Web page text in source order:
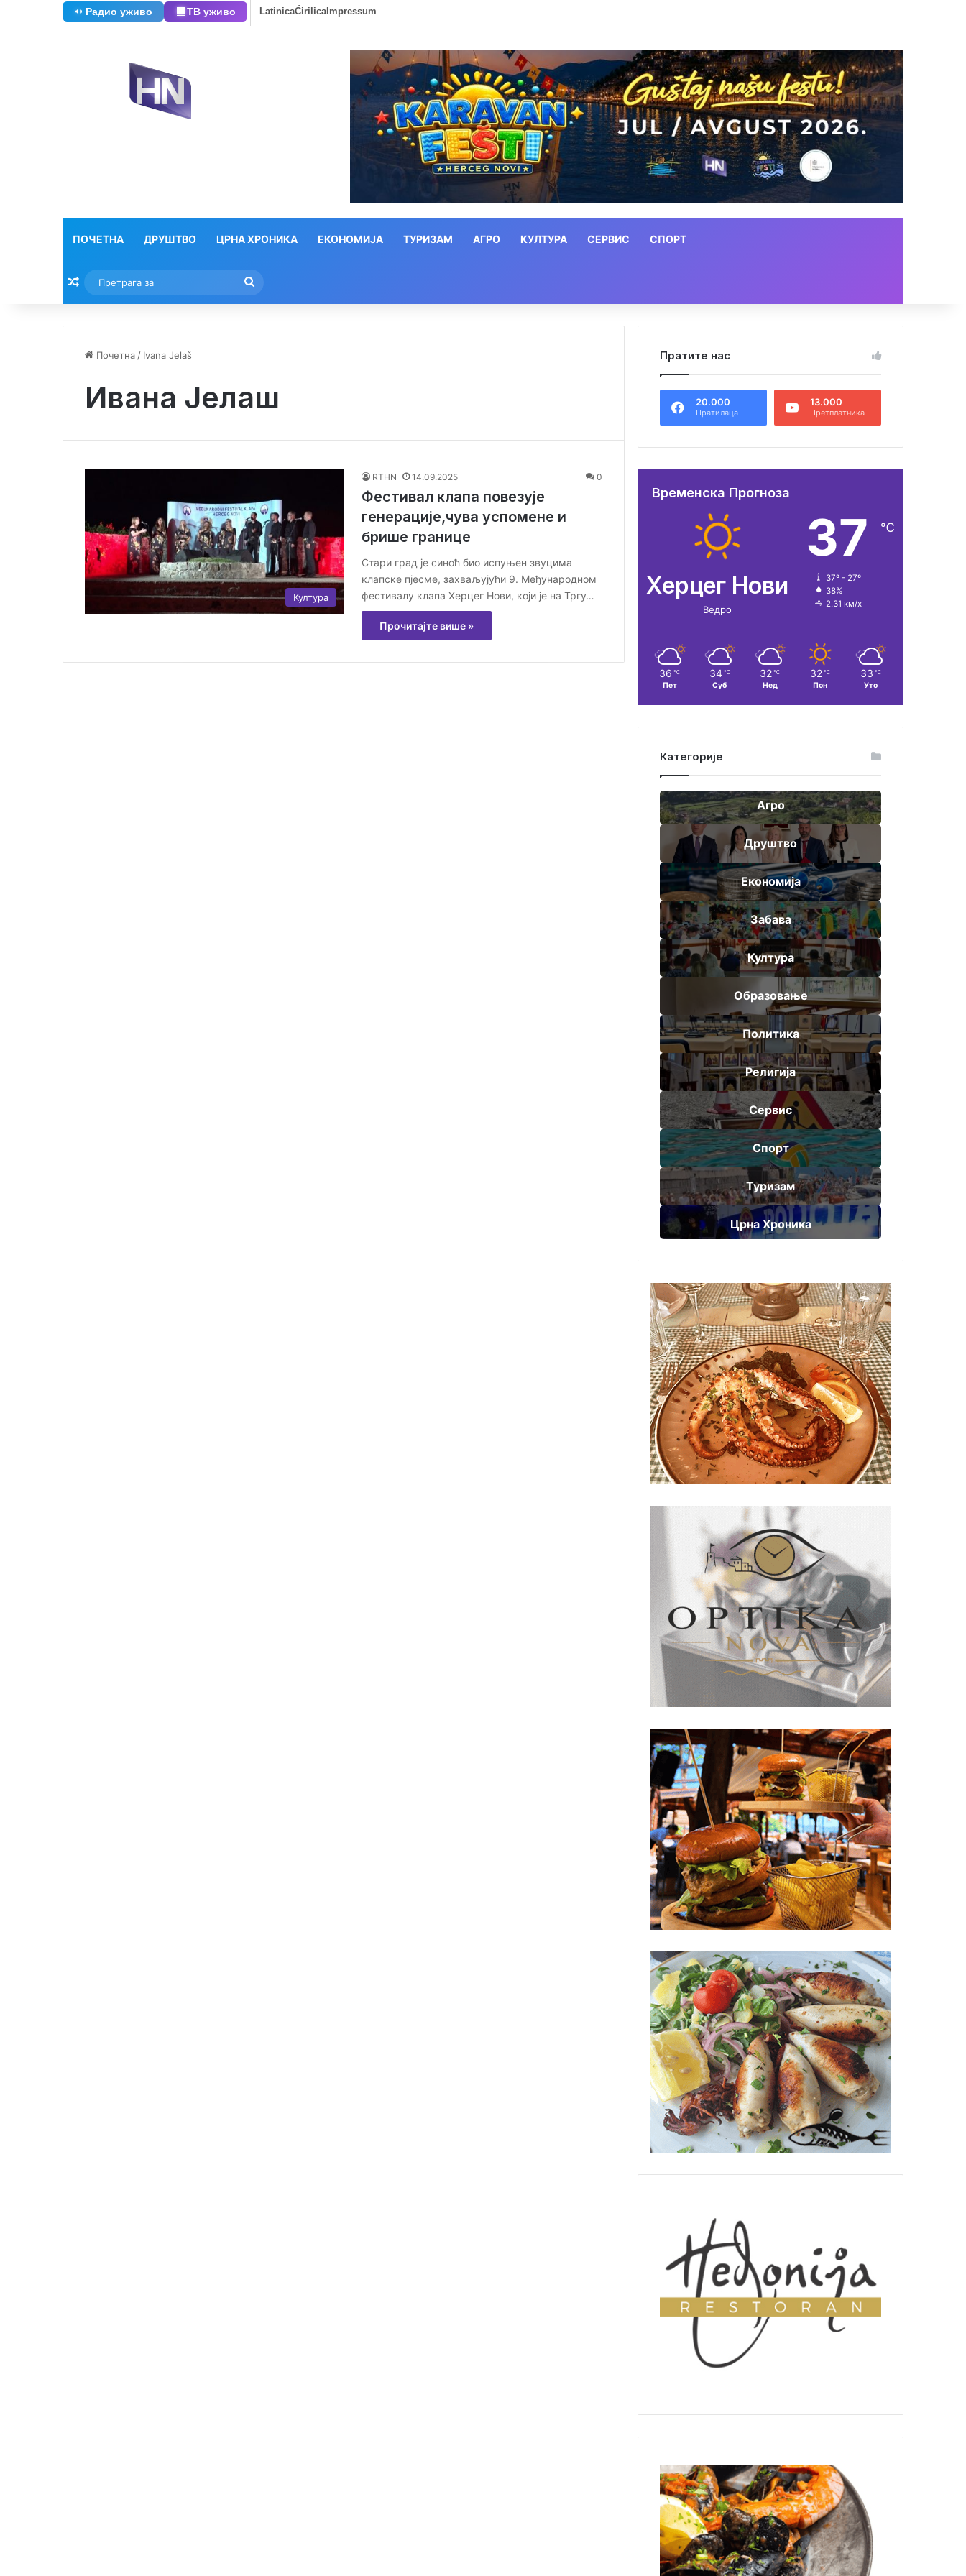
Радио уживо ТВ уживо LatinicaĆirilicaImpressum
ПОЧЕТНА ДРУШТВО ЦРНА ХРОНИКА ЕКОНОМИЈА ТУРИЗАМ АГРО КУЛТУРА СЕРВИС СПОРТ
Насумични текстови
за
Почетна / Ivana Jelaš
Ивана Јелаш
Култура
RTHN 14.09.2025 0
Фестивал клапа повезује
генерације,чува успомене и
брише границе
Стари град је синоћ био испуњен звуцима
клапске пјесме, захваљујући 9. Међународном
фестивалу клапа Херцег Нови, који је на Тргу…
Прочитајте више »
Пратите нас
20.000
Пратилаца
13.000
Претплатника
Временска Прогноза
Херцег Нови
Ведро
37 ℃
37º - 27º
38%
2.31 км/х
36 ℃
Пет
34 ℃
Суб
32 ℃
Нед
32 ℃
Пон
33 ℃
Уто
Категорије
Агро
Друштво
Економија
Забава
Култура
Образовање
Политика
Религија
Сервис
Спорт
Туризам
Црна Хроника